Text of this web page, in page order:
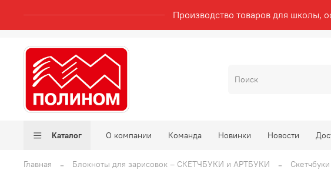
Производство товаров для школы,
Каталог О компании Команда Новинки Новости
Главная Блокноты для зарисовок – СКЕТЧБУКИ и АРТБУКИ